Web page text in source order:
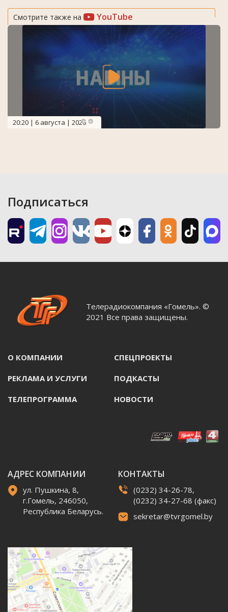
Смотрите также на YouTube
20:20 | 6 августа | 2026
Подписаться
Телерадиокомпания «Гомель». ©
2021 Все права защищены.
О КОМПАНИИ СПЕЦПРОЕКТЫ
РЕКЛАМА И УСЛУГИ ПОДКАСТЫ
ТЕЛЕПРОГРАММА НОВОСТИ
АДРЕС КОМПАНИИ
ул. Пушкина, 8,
г.Гомель, 246050,
Республика Беларусь.
КОНТАКТЫ
(0232) 34-26-78,
(0232) 34-27-68 (факс)
sekretar@tvrgomel.by